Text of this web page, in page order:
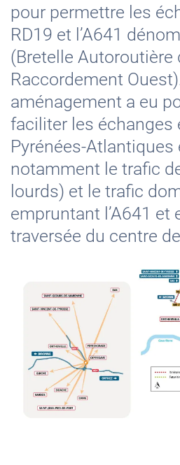
pour permettre les
RD19 et l’A641
(Bretelle Autoroutière
Raccordement
aménagement a eu
faciliter les échanges
Pyrénées-Atlantiques
notamment le trafic
lourds) et le trafic
empruntant l’A641 et
traversée du centre